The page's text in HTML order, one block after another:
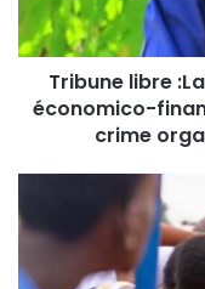
Tribune libre
économico-
crime